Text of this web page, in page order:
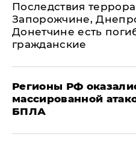
Последствия
Запорожчине,
Донетчине есть
гражданские
Регионы РФ
массированной
БПЛА